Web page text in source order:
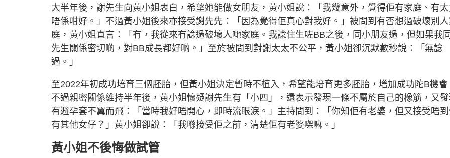
大半年後，謝先生向黃小姐表白，希望她能做女朋友，黃小姐說：「我幾意外，覺得佢有家庭、有
唔係咁好。」不過黃小姐後來亦接受謝先先：「因為覺得佢真心對我好。」被問到有否想過破壞別
庭，黃小姐直言：「冇，我從來冇諗過破壞人哋家庭。我諗住生咗BB之後，同小朋友過，但如果我
先生關係密切啲，對BB成長都好啲。」至於被問到對謝太太不公平，黃小姐卻沉默數秒說：「無諗
過。」
至2022年初成功培育三個胚胎，但黃小姐決定暫時不植入，希望能培育更多胚胎，增加成功陀B機會
不過親密關係維持半年後，黃小姐懷疑謝先生有「小四」，還表示發現一條不屬於自己的橡筋，又
有避孕套不翼而飛：「當時我好唔開心，即時流眼淚。」主持問到：「你知佢有老婆，但又接受唔
有其他女仔？」黃小姐卻說：「我喺接受佢之前，清楚佢有老婆㗎嘛。」
黃小姐不後悔做試管